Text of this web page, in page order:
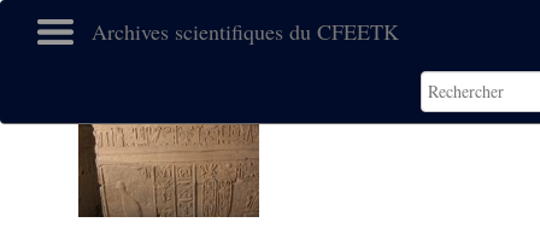
Archives scientifiques du CFEETK